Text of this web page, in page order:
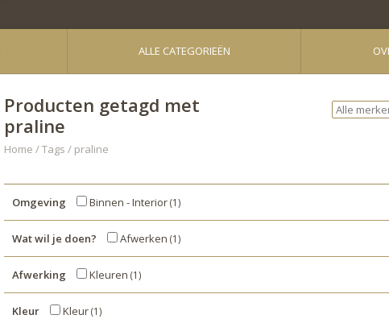
ALLE CATEGORIEËN
Producten getagd met
praline
Home /Tags / praline
Omgeving Binnen - Interior(1)
Wat wil je doen? Afwerken (1)
Afwerking Kleuren (1)
Kleur Kleur(1)